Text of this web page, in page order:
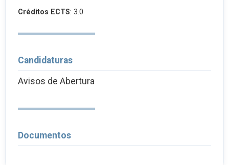
Créditos ECTS: 3.0
Candidaturas
Avisos de Abertura
Documentos